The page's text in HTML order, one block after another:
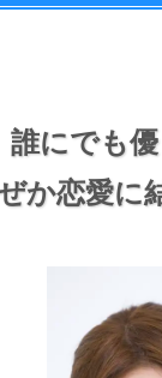
誰にでも優
か恋愛に